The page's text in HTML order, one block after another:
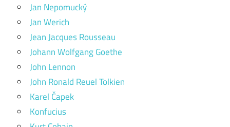
Jan Nepomucký
Jan Werich
Jean Jacques Rousseau
Johann Wolfgang Goethe
John Lennon
John Ronald Reuel Tolkien
Karel Čapek
Konfucius